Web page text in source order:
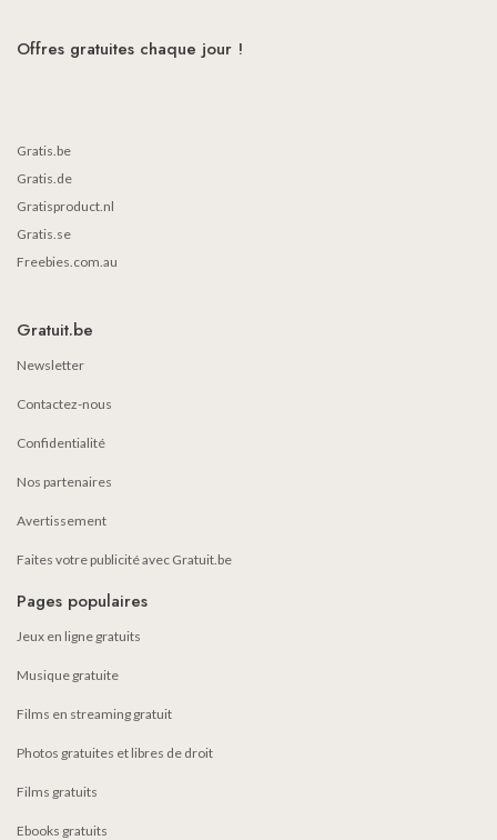
Offres gratuites chaque jour !
Gratis.be
Gratis.de
Gratisproduct.nl
Gratis.se
Freebies.com.au
Gratuit.be
Newsletter
Contactez-nous
Confidentialité
Nos partenaires
Avertissement
Faites votre publicité avec Gratuit.be
Pages populaires
Jeux en ligne gratuits
Musique gratuite
Films en streaming gratuit
Photos gratuites et libres de droit
Films gratuits
Ebooks gratuits